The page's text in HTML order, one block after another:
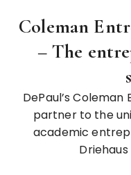
Coleman
– The
DePaul’s
partner to the
academic